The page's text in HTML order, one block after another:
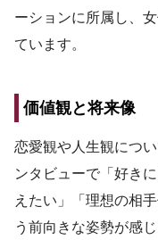
ーションに所属し、
ています。
価値観と将来像
恋愛観や人生観につ
ンタビューで「好き
えたい」「理想の相
う前向きな姿勢が感